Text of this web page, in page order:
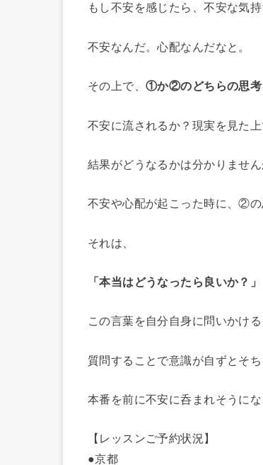
もし不安を感じたら、不安な気
不安なんだ。心配なんだなと。
その上で、①か②のどちらの思考
不安に流されるか？現実を見た
結果がどうなるかは分かりませ
不安や心配が起こった時に、②の
それは、
「本当はどうなったら良いか？」
この言葉を自分自身に問いかける
質問することで意識が自ずとそ
本番を前に不安に呑まれそうに
【レッスンご予約状況】
●京都